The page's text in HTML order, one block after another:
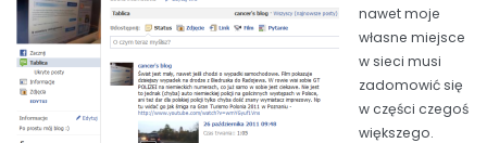
nawet moje
własne miejsce
w sieci musi
zadomowić się
w części czegoś
większego.